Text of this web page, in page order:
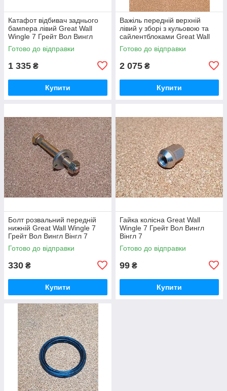
Катафот відбивач заднього
бампера лівий Great Wall
Wingle 7 Грейт Вол Вингл
Вінгл 7
Готово до відправки
1 335 ₴
Купити
Важіль передній верхній
лівий у зборі з кульовою та
сайлентблоками Great Wall
Wingle 7 Грейт Вол Вингл
Вінгл 7
Готово до відправки
2 075 ₴
Купити
Болт розвальний передній
нижній Great Wall Wingle 7
Грейт Вол Вингл Вінгл 7
Готово до відправки
330 ₴
Купити
Гайка колісна Great Wall
Wingle 7 Грейт Вол Вингл
Вінгл 7
Готово до відправки
99 ₴
Купити